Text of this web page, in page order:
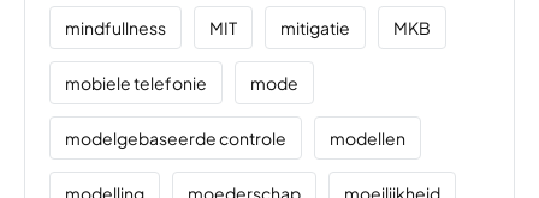
mindfullness MIT mitigatie MKB
mobiele telefonie mode
modelgebaseerde controle modellen
modelling moederschap moeilijkheid